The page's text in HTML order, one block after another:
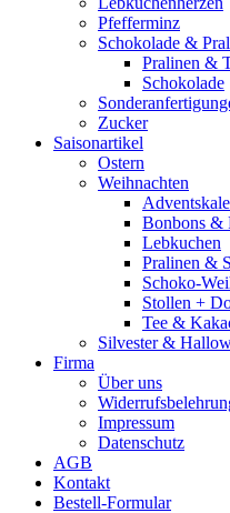
Pfefferminz
Schokolade &
Pralinen &
Schokolade
Zucker
Saisonartikel
Ostern
Weihnachten
Bonbons &
Lebkuchen
Pralinen &
Schoko-
Stollen +
Tee &
Silvester &
Firma
Über uns
Impressum
Datenschutz
AGB
Kontakt
Bestell-Formular